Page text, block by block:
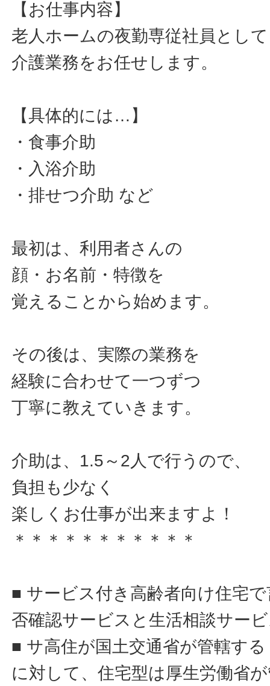
【お仕事内容】
老人ホームの夜勤専従社員として
介護業務をお任せします。
【具体的には…】
・食事介助
・入浴介助
・排せつ介助 など
最初は、利用者さんの
顔・お名前・特徴を
覚えることから始めます。
その後は、実際の業務を
経験に合わせて一つずつ
丁寧に教えていきます。
介助は、1.5～2人で行うので、
負担も少なく
楽しくお仕事が出来ますよ！
＊＊＊＊＊＊＊＊＊＊＊
■ サービス付き高齢者向け住宅
否確認サービスと生活相談サー
■ サ高住が国土交通省が管轄す
に対して、住宅型は厚生労働省